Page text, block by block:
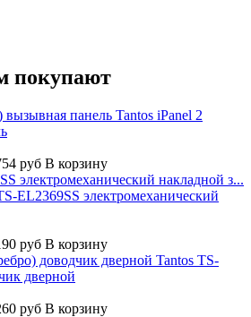
покупают
Tantos iPanel 2
руб В корзину
EL2369SS электромеханический
руб В корзину
Tantos TS-
дверной
руб В корзину